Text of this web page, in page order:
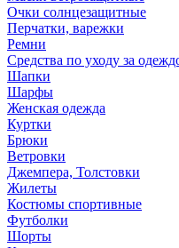
Очки солнцезащитные
Перчатки, варежки
Ремни
Средства по уходу за
Шапки
Шарфы
Женская одежда
Куртки
Брюки
Ветровки
Джемпера, Толстовки
Жилеты
Костюмы спортивные
Футболки
Шорты